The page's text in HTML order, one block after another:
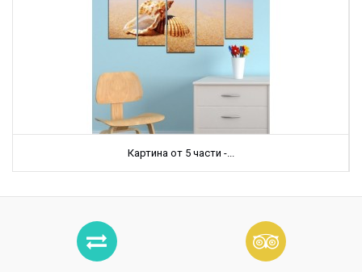
Картина от 5 части -...